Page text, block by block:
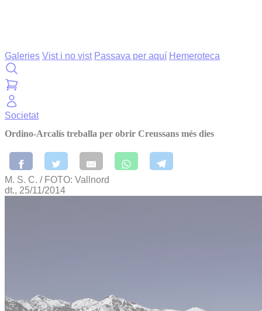
Galeries Vist i no vist Passava per aquí Hemeroteca
Societat
Ordino-Arcalís treballa per obrir Creussans més dies
M. S. C. / FOTO: Vallnord
dt., 25/11/2014